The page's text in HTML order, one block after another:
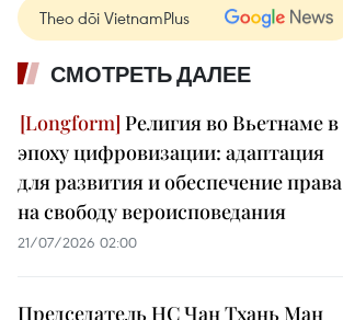
Theo dõi VietnamPlus
СМОТРЕТЬ ДАЛЕЕ
Религия во Вьетнаме в
эпоху цифровизации: адаптация
для развития и обеспечение права
на свободу вероисповедания
21/07/2026 02:00
Председатель НС Чан Тхань Ман